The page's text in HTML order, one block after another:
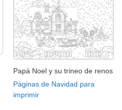
Papá Noel y su trineo de renos
Páginas de Navidad para
imprimir